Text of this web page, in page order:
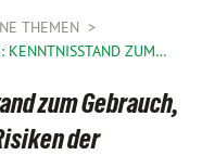
THEMEN
KENNTNISSTAND ZUM…
zum Gebrauch,
der